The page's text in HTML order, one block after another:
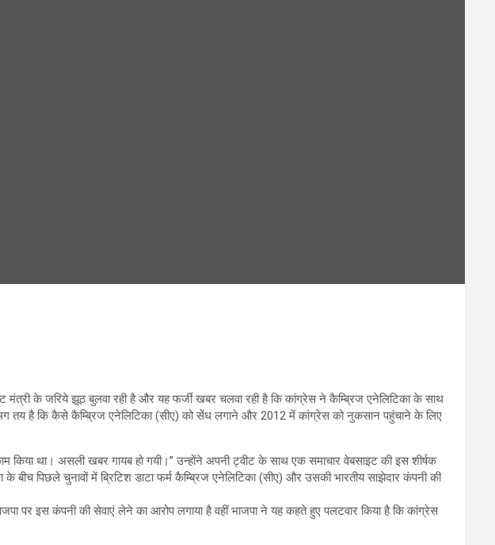
मंत्री के जरिये झूठ बुलवा रही है और यह फर्जी खबर चलवा रही है कि कांग्रेस ने कैम्ब्रिज एनेलिटिका के साथ
तय है कि कैसे कैम्ब्रिज एनेलिटिका (सीए) को सेंध लगाने और 2012 में कांग्रेस को नुकसान पहुंचाने के लिए
था। असली खबर गायब हो गयी।’’ उन्होंने अपनी ट्वीट के साथ एक समाचार वेबसाइट की इस शीर्षक
पिछले चुनावों में ब्रिटिश डाटा फर्म कैम्ब्रिज एनेलिटिका (सीए) और उसकी भारतीय साझेदार कंपनी की
पर इस कंपनी की सेवाएं लेने का आरोप लगाया है वहीं भाजपा ने यह कहते हुए पलटवार किया है कि कांग्रेस